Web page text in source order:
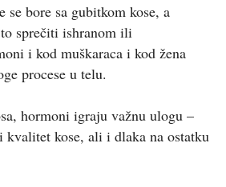
bore sa gubitkom kose, a
sprečiti ishranom ili
i kod muškaraca i kod žena
procese u telu.
hormoni igraju važnu ulogu –
kose, ali i dlaka na ostatku